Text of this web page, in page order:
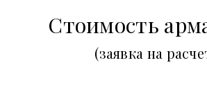
Стоимость
(заявка на